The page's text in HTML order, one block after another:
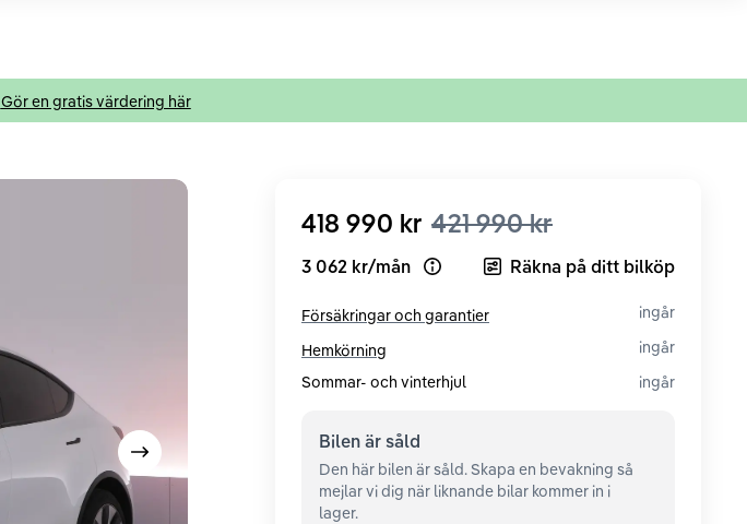
Gör en gratis värdering här
Visa nästa bild
418 990 kr 421 990 kr
3 062 kr/mån Open loan exampleRäkna på ditt bilköp
Försäkringar och garantier
ingår
Hemkörning
ingår
Sommar- och vinterhjul
ingår
Bilen är såld
Den här bilen är såld. Skapa en bevakning så
mejlar vi dig när liknande bilar kommer in i
lager.